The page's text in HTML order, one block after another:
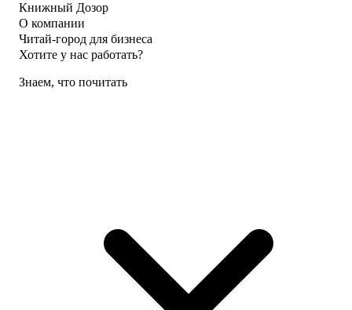
Книжный Дозор
О компании
Читай-город для бизнеса
Хотите у нас работать?
Знаем, что почитать